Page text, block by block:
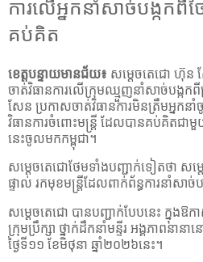
ការលើអ្នកនាំសាច់បង្កកពី
គប់គិត
ខេត្តបន្ទាយមានជ័យ៖ សម្តេចតេជោ ហ៊ុន
ចាត់វិធានការលើក្រុម​ឈ្មួញនាំសាច់បង្កក
សែន ប្រកាសចាត់វិធានការមិនត្រឹម​អ្នកន
វិធានការចំពោះ​មន្ត្រី ដែលបានគប់គិតជ
នេះចូលមក​កម្ពុជា។
សម្តេចតេជោថែមទាំងបញ្ជាក់ទៀតថា
ផ្ទាល់ រកមុខមន្ត្រី​ដែល​ពាក់ព័ន្ធការនាំសា
សម្តេចតេជោ បានបញ្ជាក់បែបនេះ ក្នុ
ក្រុមប្រឹក្សា ថ្នាក់ដឹកនាំមន្ទីរ អង្គភាពនាន
ថ្ងៃទី១១ ខែមិថុនា ឆ្នាំ២០២៦នេះ។